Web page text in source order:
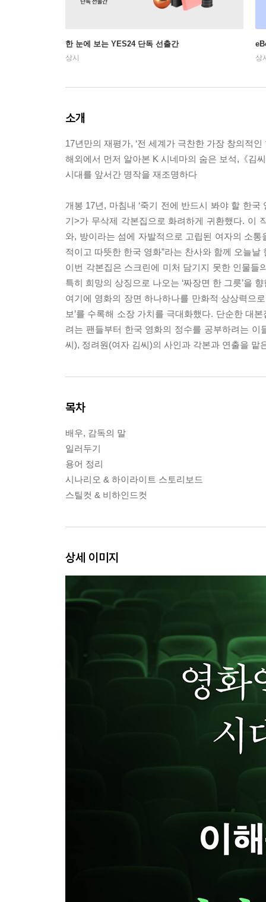
한 눈에 보는 YES24 단독 선출간
상시 상
소개
17년만의 재평가, ‘전 세계가 극찬한 가장 창의적인
해외에서 먼저 알아본 K 시네마의 숨은 보석,《김
시대를 앞서간 명작을 재조명하다
개봉 17년, 마침내 ‘죽기 전에 반드시 봐야 할 한
기>가 무삭제 각본집으로 화려하게 귀환했다. 이
와, 방이라는 섬에 자발적으로 고립된 여자의 소
적이고 따뜻한 한국 영화”라는 찬사와 함께 오늘날
이번 각본집은 스크린에 미처 담기지 못한 인물
특히 희망의 상징으로 나오는 ‘짜장면 한 그릇’을
여기에 영화의 장면 하나하나를 만화적 상상력으
보’를 수록해 소장 가치를 극대화했다. 단순한 대
려는 팬들부터 한국 영화의 정수를 공부하려는
씨), 정려원(여자 김씨)의 사인과 각본과 연출을 맡
목차
배우, 감독의 말
일러두기
용어 정리
시나리오 & 하이라이트 스토리보드
스틸컷 & 비하인드컷
상세 이미지